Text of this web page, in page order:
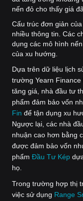
nến đỏ cho thấy giá
Cấu trúc đơn giản
nhiều thông tin. Các
dụng các mô hình
của xu hướng.
Dựa trên dữ liệu lịch
trường Yearn
tăng giá, nhà đầu tư
phẩm đảm bảo vốn
Fin để tận dụng xu
Ngược lại, các nhà
nhuận cao hơn bằng
được đảm bảo vốn
phẩm Đầu Tư Kép
họ.
Trong trường hợp thị
việc sử dụng Range